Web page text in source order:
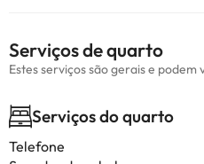
Serviços de quarto
Estes serviços são gerais e
Serviços do quarto
Telefone